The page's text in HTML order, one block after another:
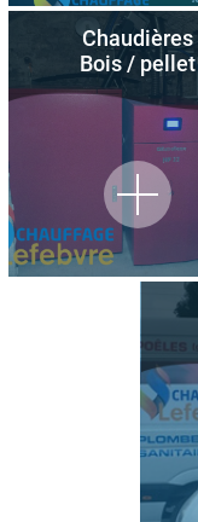
Chaudières
Bois / pellet